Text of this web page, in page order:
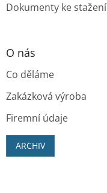
Dokumenty ke stažení
O nás
Co děláme
Zakázková výroba
Firemní údaje
ARCHIV